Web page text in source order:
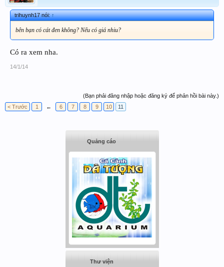
trihuynh17 nói:↑
bên bạn có cát đen không? Nếu có giá nhiu?
Có ra xem nha.
14/1/14
(Bạn phải đăng nhập hoặc đăng ký để phản hồi bài này.)
< Trước
1 ← 6 7 8 9 10 11
Quảng cáo
Thư viện